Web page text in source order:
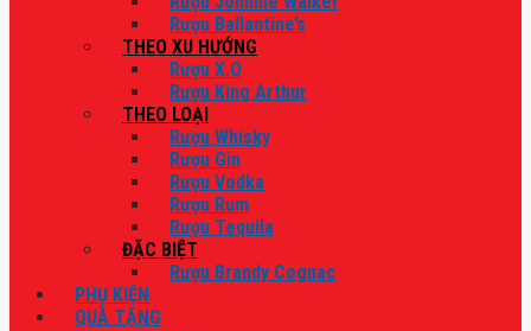
Rượu Ballantine’s
THEO XU HƯỚNG
Rượu X.O
Rượu King Arthur
THEO LOẠI
Rượu Whisky
Rượu Gin
Rượu Vodka
Rượu Rum
Rượu Tequila
ĐẶC BIỆT
Rượu Brandy Cognac
PHỤ KIỆN
QUÀ TẶNG